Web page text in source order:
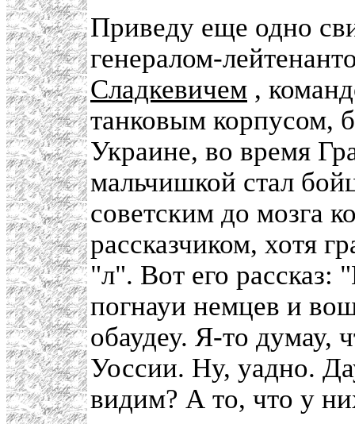
Приведу еще одно
генералом-
Сладкевичем ,
танковым корпусом,
Украине, во время
мальчишкой стал
советским до мозга
рассказчиком, хотя
"л". Вот его рассказ:
погнауи немцев и
обаудеу. Я-то думау,
Уоссии. Ну, уадно.
видим? А то, что у